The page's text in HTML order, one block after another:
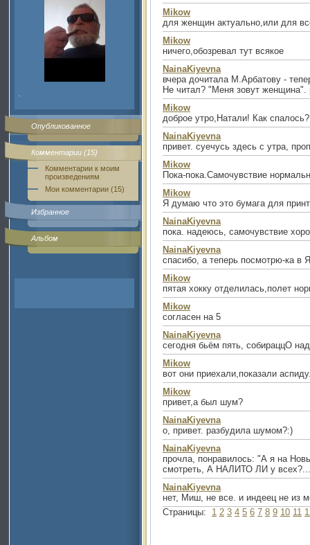
Опубликованное
Комментарии (15)
Комментарии к моим
произведениям
Мои комментарии (15)
Избранное
Альбом
Mikow
для женщин актуально,или для
Mikow
ничего,обозревал тут всякое
NainaKiyevna
вчера дочитала М.Арбатову -
Не читал? "Меня зовут
Mikow
доброе утро,Натали! Как спалось?
NainaKiyevna
привет. суечусь здесь с утра,
Mikow
Пока-пока.Самочувствие
Mikow
Я думаю что это бумага для
NainaKiyevna
пока. надеюсь, самочувствие
NainaKiyevna
спасибо, а теперь посмотрю-ка в
Mikow
пятая хокку отделилась,полет
Mikow
согласен на 5
NainaKiyevna
сегодня бьём пять, собираццО
Mikow
вот они приехали,показали
Mikow
привет,а был шум?
NainaKiyevna
о, привет. разбудила шумом?:)
NainaKiyevna
прочла, понравилось: "А я на
смотреть, А НАЛИТО ЛИ у
NainaKiyevna
нет, Миш, не все. и индеец не из
Страницы: 1 2 3 4 5 6 7 8 9 10 11